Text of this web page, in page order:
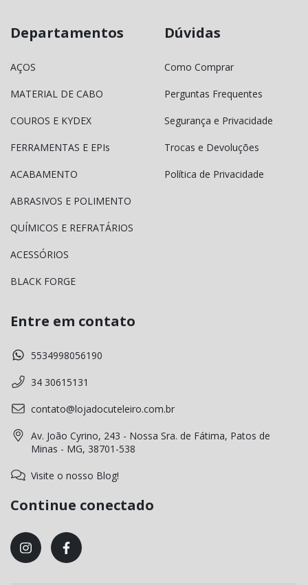
Departamentos
AÇOS
MATERIAL DE CABO
COUROS E KYDEX
FERRAMENTAS E EPIs
ACABAMENTO
ABRASIVOS E POLIMENTO
QUÍMICOS E REFRATÁRIOS
ACESSÓRIOS
BLACK FORGE
Dúvidas
Como Comprar
Perguntas Frequentes
Segurança e Privacidade
Trocas e Devoluções
Política de Privacidade
Entre em contato
5534998056190
34 30615131
contato@lojadocuteleiro.com.br
Av. João Cyrino, 243 - Nossa Sra. de Fátima, Patos de
Minas - MG, 38701-538
Visite o nosso Blog!
Continue conectado